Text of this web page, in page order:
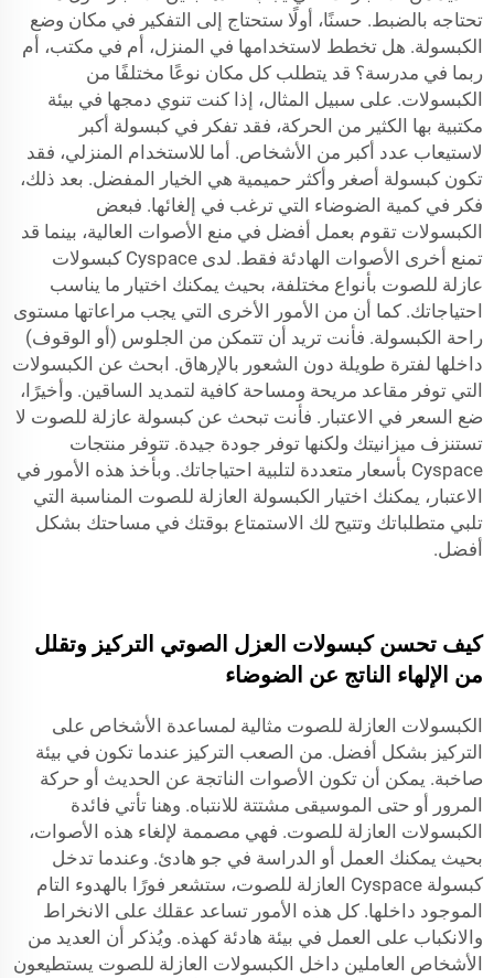
تحتاجه بالضبط. حسنًا، أولًا ستحتاج إلى التفكير في مكان وضع
الكبسولة. هل تخطط لاستخدامها في المنزل، أم في مكتب، أم
ربما في مدرسة؟ قد يتطلب كل مكان نوعًا مختلفًا من
الكبسولات. على سبيل المثال، إذا كنت تنوي دمجها في بيئة
مكتبية بها الكثير من الحركة، فقد تفكر في كبسولة أكبر
لاستيعاب عدد أكبر من الأشخاص. أما للاستخدام المنزلي، فقد
تكون كبسولة أصغر وأكثر حميمية هي الخيار المفضل. بعد ذلك،
فكر في كمية الضوضاء التي ترغب في إلغائها. فبعض
الكبسولات تقوم بعمل أفضل في منع الأصوات العالية، بينما قد
تمنع أخرى الأصوات الهادئة فقط. لدى Cyspace كبسولات
عازلة للصوت بأنواع مختلفة، بحيث يمكنك اختيار ما يناسب
احتياجاتك. كما أن من الأمور الأخرى التي يجب مراعاتها مستوى
راحة الكبسولة. فأنت تريد أن تتمكن من الجلوس (أو الوقوف)
داخلها لفترة طويلة دون الشعور بالإرهاق. ابحث عن الكبسولات
التي توفر مقاعد مريحة ومساحة كافية لتمديد الساقين. وأخيرًا،
ضع السعر في الاعتبار. فأنت تبحث عن كبسولة عازلة للصوت لا
تستنزف ميزانيتك ولكنها توفر جودة جيدة. تتوفر منتجات
Cyspace بأسعار متعددة لتلبية احتياجاتك. وبأخذ هذه الأمور في
الاعتبار، يمكنك اختيار الكبسولة العازلة للصوت المناسبة التي
تلبي متطلباتك وتتيح لك الاستمتاع بوقتك في مساحتك بشكل
أفضل.
كيف تحسن كبسولات العزل الصوتي التركيز وتقلل
من الإلهاء الناتج عن الضوضاء
الكبسولات العازلة للصوت مثالية لمساعدة الأشخاص على
التركيز بشكل أفضل. من الصعب التركيز عندما تكون في بيئة
صاخبة. يمكن أن تكون الأصوات الناتجة عن الحديث أو حركة
المرور أو حتى الموسيقى مشتتة للانتباه. وهنا تأتي فائدة
الكبسولات العازلة للصوت. فهي مصممة لإلغاء هذه الأصوات،
بحيث يمكنك العمل أو الدراسة في جو هادئ. وعندما تدخل
كبسولة Cyspace العازلة للصوت، ستشعر فورًا بالهدوء التام
الموجود داخلها. كل هذه الأمور تساعد عقلك على الانخراط
والانكباب على العمل في بيئة هادئة كهذه. ويُذكر أن العديد من
الأشخاص العاملين داخل الكبسولات العازلة للصوت يستطيعون